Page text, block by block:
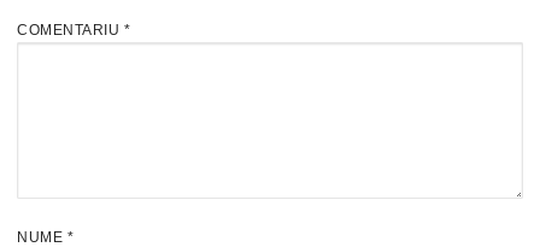
COMENTARIU *
NUME *